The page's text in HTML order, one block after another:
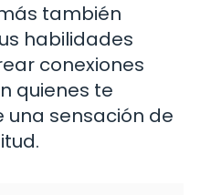
también
habilidades
conexiones
quienes te
sensación de